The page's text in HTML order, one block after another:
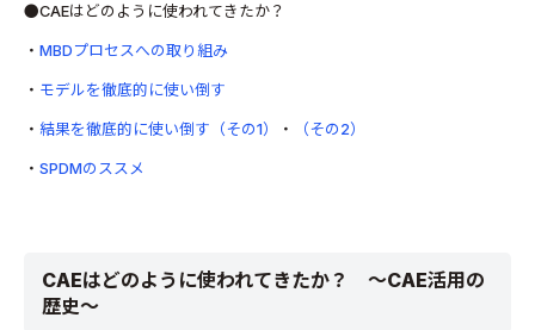
●CAEはどのように使われてきたか？
・ MBDプロセスへの取り組み
・ モデルを徹底的に使い倒す
・ 結果を徹底的に使い倒す（その1） ・ （その2）
・ SPDMのススメ
CAEはどのように使われてきたか？ ～CAE活用の
歴史～